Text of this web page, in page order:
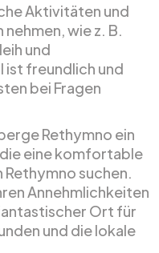
Aktivitäten und
wie z. B.
und
ist freundlich und
bei Fragen
Rethymno ein
eine komfortable
suchen.
Annehmlichkeiten
Ort für
und die lokale